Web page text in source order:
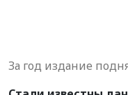
За год издание